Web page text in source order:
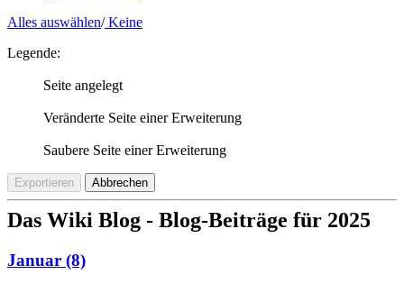
Alles auswählen/Keine
Legende:
Seite angelegt
Veränderte Seite einer Erweiterung
Saubere Seite einer Erweiterung
Exportieren Abbrechen
Das Wiki Blog - Blog-Beiträge für 2025
Januar (8)